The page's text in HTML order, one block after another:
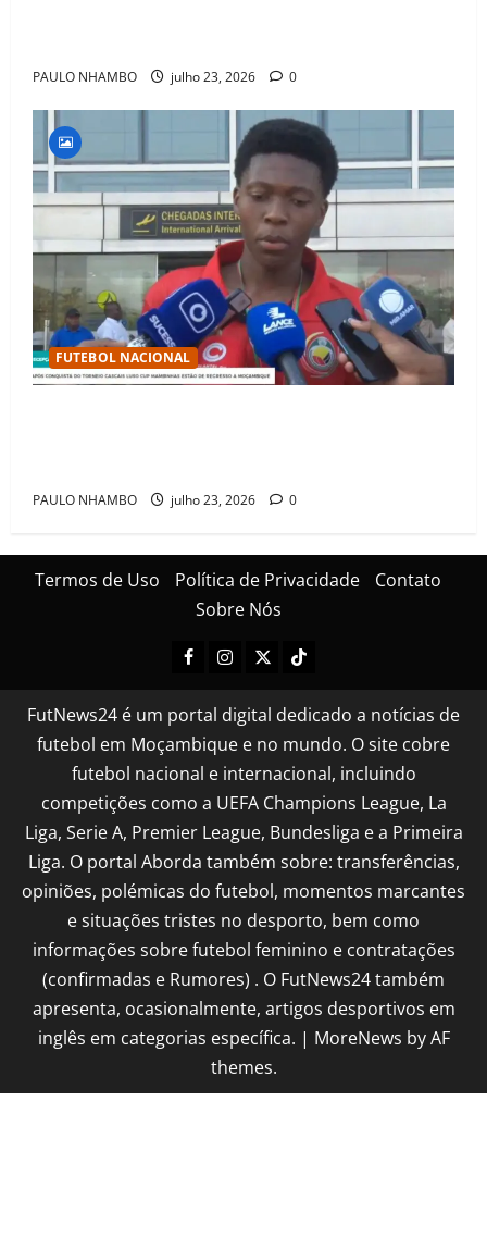
PAULO NHAMBO julho 23, 2026 0
FUTEBOL NACIONAL
PAULO NHAMBO julho 23, 2026 0
Termos de Uso Política de Privacidade
Contato
Sobre Nós
FutNews24 é um portal digital dedicado a notícias de
futebol em Moçambique e no mundo. O site cobre
futebol nacional e internacional, incluindo
competições como a UEFA Champions League, La
Liga, Serie A, Premier League, Bundesliga e a Primeira
Liga. O portal Aborda também sobre: transferências,
opiniões, polémicas do futebol, momentos marcantes
e situações tristes no desporto, bem como
informações sobre futebol feminino e contratações
(confirmadas e Rumores) . O FutNews24 também
apresenta, ocasionalmente, artigos desportivos em
inglês em categorias específica. | MoreNews by AF
themes.